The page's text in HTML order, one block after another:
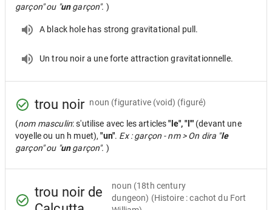
garçon" ou "ungarçon". )
A black hole has strong gravitational pull.
Un trou noir a une forte attraction gravitationnelle.
trou noir noun (figurative (void) (figuré)
(nom masculin: s'utilise avec les articles"le", "l'" (devant une
voyelle ou un h muet),"un". Ex : garçon - nm > On dira "le
garçon" ou "ungarçon". )
trou noir de
noun (18th century
dungeon) (Histoire : cachot du Fort